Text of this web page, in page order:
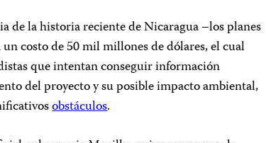
de la historia reciente de Nicaragua –los planes
costo de 50 mil millones de dólares, el cual
que intentan conseguir información
del proyecto y su posible impacto ambiental,
obstáculos.